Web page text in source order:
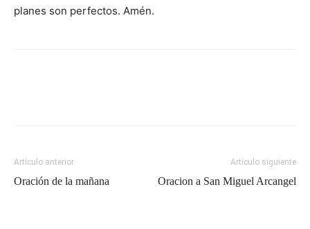
planes son perfectos. Amén.
Artículo anterior
Oración de la mañana
Artículo siguiente
Oracion a San Miguel Arcangel